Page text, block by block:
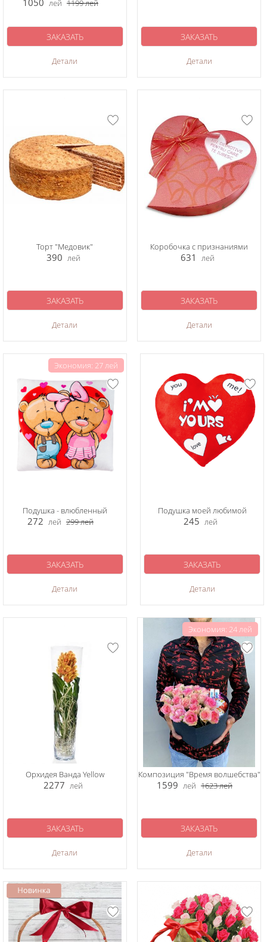
1050 лей 1199лей
Детали
ЗАКАЗАТЬ
Детали
ЗАКАЗАТЬ
Торт "Медовик"
390 лей
Детали
ЗАКАЗАТЬ
Коробочка с признаниями
631 лей
Детали
ЗАКАЗАТЬ
Экономия: 27 лей
Подушка - влюбленный
272 лей 299лей
Детали
ЗАКАЗАТЬ
Подушка моей любимой
245 лей
Детали
ЗАКАЗАТЬ
Орхидея Ванда Yellow
2277 лей
Детали
ЗАКАЗАТЬ
Экономия: 24 лей
Композиция "Время волшебства"
1599 лей 1623лей
Детали
ЗАКАЗАТЬ